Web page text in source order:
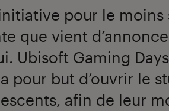
initiative pour le
que vient
Ubisoft Gaming
pour but d’ouvrir le
afin de leur